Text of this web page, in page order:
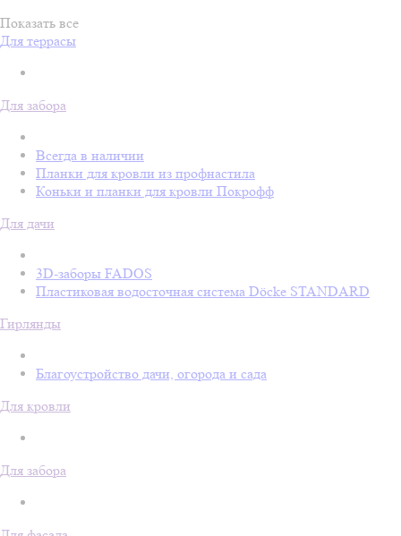
Показать все
Для террасы
Для забора
Всегда в наличии
Планки для кровли из профнастила
Коньки и планки для кровли Покрофф
Для дачи
3D-заборы FADOS
Пластиковая водосточная система Döcke STANDARD
Гирлянды
Благоустройство дачи, огорода и сада
Для кровли
Для забора